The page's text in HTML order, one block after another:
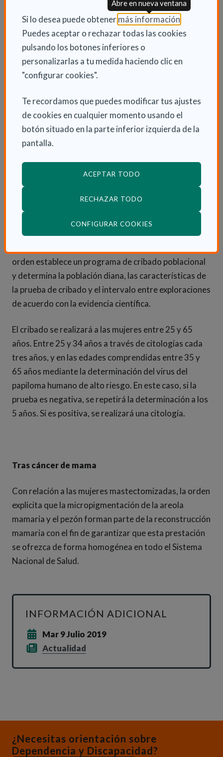
Si lo desea puede obtener más información(Abre en
Puedes aceptar o rechazar todas las cookies
pulsando los botones inferiores o
personalizarlas a tu medida haciendo clic en
"configurar cookies".
Te recordamos que puedes modificar tus ajustes
de cookies en cualquier momento usando el
botón situado en la parte inferior izquierda de la
pantalla.
ACEPTAR TODO
RECHAZAR TODO
CONFIGURAR COOKIES
Abre en nueva ventana
procedimiento de inclusión y actualización de los
productos en la oferta, que será telemático, y se
identificarán los productos financiables mediante un
código y un precinto identificativo para cada
producto que permitirá un mejor control de los
productos prescritos y dispensados.
La prestación ortoprotésica tiene una gran
importancia desde el punto de vista sanitario, social y
laboral, porque cubre las necesidades de personas
con discapacidad o que requieren una recuperación
Cribado de cáncer de cuello uterino
Frente al cribado de cáncer de cérvix esporádico a
orden establece un programa de cribado poblacional
y determina la población diana, las características de
la prueba de cribado y el intervalo entre exploraciones
de acuerdo con la evidencia científica.
El cribado se realizará a las mujeres entre 25 y 65
años. Entre 25 y 34 años a través de citologías cada
tres años, y en las edades comprendidas entre 35 y
65 años mediante la determinación del virus del
papiloma humano de alto riesgo. En este caso, si la
prueba es negativa, se repetirá la determinación a los
5 años. Si es positiva, se realizará una citología.
Tras cáncer de mama
Con relación a las mujeres mastectomizadas, la orden
explicita que la micropigmentación de la areola
mamaria y el pezón forman parte de la reconstrucción
mamaria con el fin de garantizar que esta prestación
se ofrezca de forma homogénea en todo el Sistema
Nacional de Salud.
INFORMACIÓN ADICIONAL
Mar 9 Julio 2019
Actualidad
¿Necesitas orientación sobre
Dependencia y Discapacidad?